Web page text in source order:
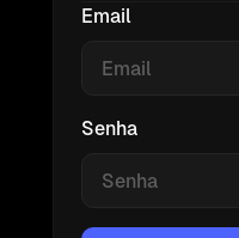
Email
Senha